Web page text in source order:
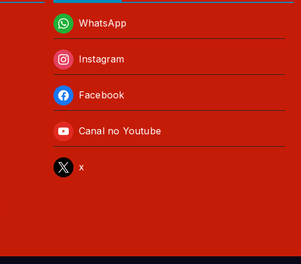
WhatsApp
Instagram
Facebook
Canal no Youtube
x